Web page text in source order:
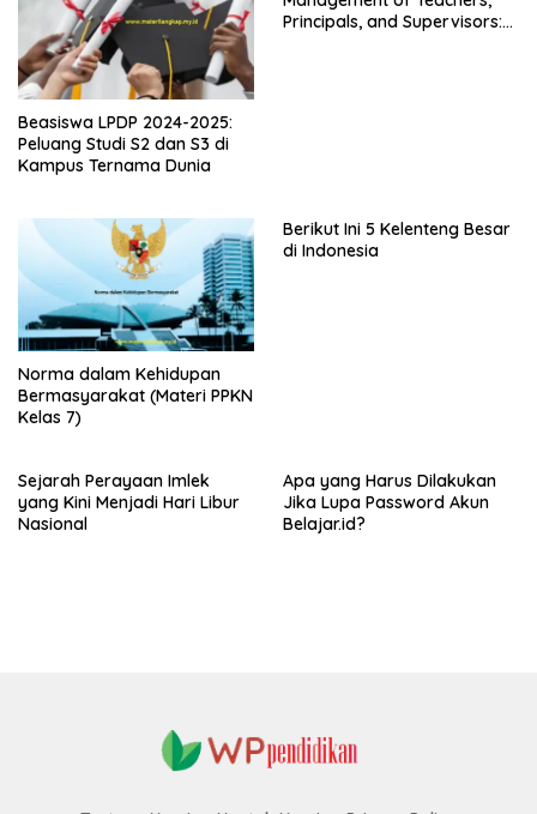
Beasiswa LPDP 2024-2025:
Peluang Studi S2 dan S3 di
Kampus Ternama Dunia
Principals, and Supervisors:
Norma dalam Kehidupan
Bermasyarakat (Materi PPKN
Kelas 7)
Berikut Ini 5 Kelenteng Besar
di Indonesia
Sejarah Perayaan Imlek
yang Kini Menjadi Hari Libur
Nasional
Apa yang Harus Dilakukan
Jika Lupa Password Akun
Belajar.id?